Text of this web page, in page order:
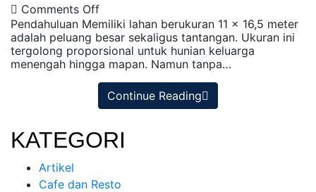
Comments Off
Pendahuluan Memiliki lahan berukuran 11 x 16,5 meter
adalah peluang besar sekaligus tantangan. Ukuran ini
tergolong proporsional untuk hunian keluarga
menengah hingga mapan. Namun tanpa…
Continue Reading
KATEGORI
Artikel
Cafe dan Resto